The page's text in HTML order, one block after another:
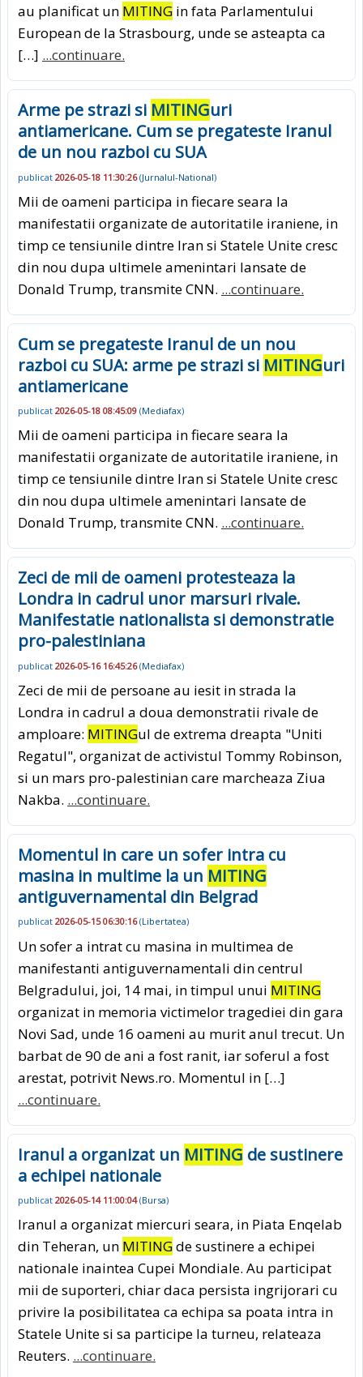
au planificat un MITING in fata Parlamentului
European de la Strasbourg, unde se asteapta ca
[…] ...continuare.
Arme pe strazi si MITINGuri
antiamericane. Cum se pregateste Iranul
de un nou razboi cu SUA
publicat 2026-05-18 11:30:26(Jurnalul-National)
Mii de oameni participa in fiecare seara la
manifestatii organizate de autoritatile iraniene, in
timp ce tensiunile dintre Iran si Statele Unite cresc
din nou dupa ultimele amenintari lansate de
Donald Trump, transmite CNN. ...continuare.
Cum se pregateste Iranul de un nou
razboi cu SUA: arme pe strazi si MITINGuri
antiamericane
publicat 2026-05-18 08:45:09 (Mediafax)
Mii de oameni participa in fiecare seara la
manifestatii organizate de autoritatile iraniene, in
timp ce tensiunile dintre Iran si Statele Unite cresc
din nou dupa ultimele amenintari lansate de
Donald Trump, transmite CNN. ...continuare.
Zeci de mii de oameni protesteaza la
Londra in cadrul unor marsuri rivale.
Manifestatie nationalista si demonstratie
pro-palestiniana
publicat 2026-05-16 16:45:26(Mediafax)
Zeci de mii de persoane au iesit in strada la
Londra in cadrul a doua demonstratii rivale de
amploare: MITINGul de extrema dreapta "Uniti
Regatul", organizat de activistul Tommy Robinson,
si un mars pro-palestinian care marcheaza Ziua
Nakba. ...continuare.
Momentul in care un sofer intra cu
masina in multime la un MITING
antiguvernamental din Belgrad
publicat 2026-05-15 06:30:16(Libertatea)
Un sofer a intrat cu masina in multimea de
manifestanti antiguvernamentali din centrul
Belgradului, joi, 14 mai, in timpul unui MITING
organizat in memoria victimelor tragediei din gara
Novi Sad, unde 16 oameni au murit anul trecut. Un
barbat de 90 de ani a fost ranit, iar soferul a fost
arestat, potrivit News.ro. Momentul in […]
...continuare.
Iranul a organizat un MITING de sustinere
a echipei nationale
publicat 2026-05-14 11:00:04(Bursa)
Iranul a organizat miercuri seara, in Piata Enqelab
din Teheran, un MITINGde sustinere a echipei
nationale inaintea Cupei Mondiale. Au participat
mii de suporteri, chiar daca persista ingrijorari cu
privire la posibilitatea ca echipa sa poata intra in
Statele Unite si sa participe la turneu, relateaza
Reuters. ...continuare.